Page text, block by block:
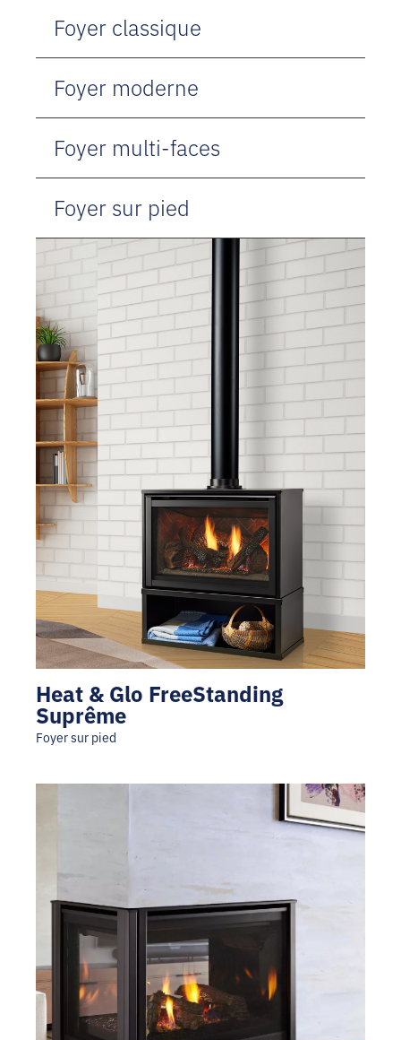
Contact
Demande de soumission
Type
de
produits
Foyer classique
Foyer moderne
Foyer multi-faces
Foyer sur pied
Nos
produits
Heat & Glo FreeStanding
Suprême
Foyer sur pied